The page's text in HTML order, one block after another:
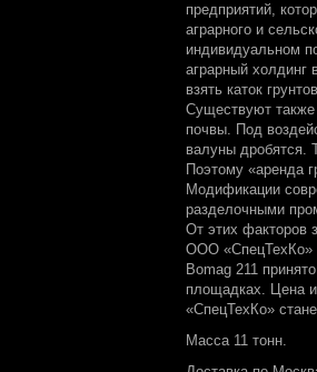
предприятий,
аграрного и
индивидуальном
аграрный холдинг
взять каток
Существуют также
почвы. Под
валуны дробятся.
Поэтому «аренда
Модификации
разделочными
От этих факторов
ООО «СпецТехКо»
Bomag 211
площадках. Цена и
«СпецТехКо»
Масса 11 тонн.